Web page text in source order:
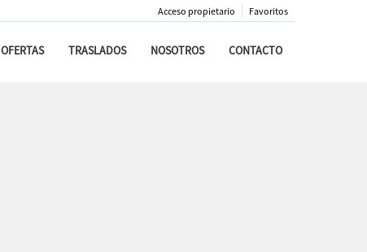
Favoritos
Acceso propietario
OFERTAS TRASLADOS NOSOTROS CONTACTO